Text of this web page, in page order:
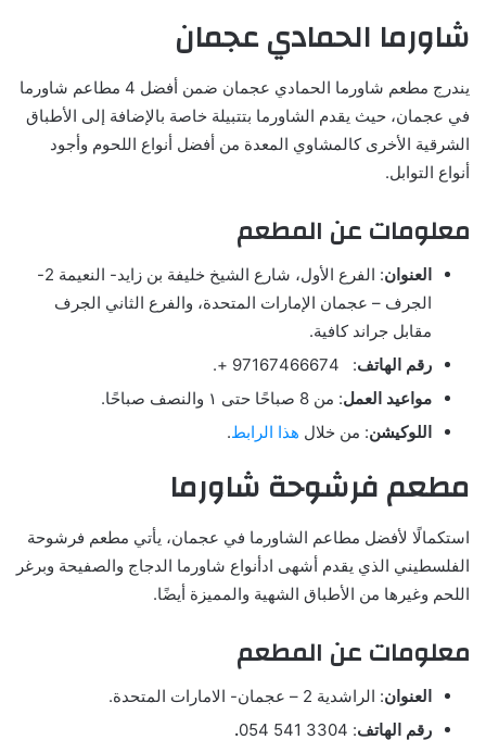
شاورما الحمادي عجمان
يندرج مطعم شاورما الحمادي عجمان ضمن أفضل 4 مطاعم شاورما
في عجمان، حيث يقدم الشاورما بتتبيلة خاصة بالإضافة إلى الأطباق
الشرقية الأخرى كالمشاوي المعدة من أفضل أنواع اللحوم وأجود
أنواع التوابل.
معلومات عن المطعم
العنوان
: الفرع الأول، شارع الشيخ خليفة بن زايد- النعيمة 2-
الجرف – عجمان الإمارات المتحدة، والفرع الثاني الجرف
مقابل جراند كافية.
رقم الهاتف: 97167466674 +.
مواعيد العمل: من 8 صباحًا حتى ١ والنصف صباحًا.
اللوكيشن: من خلال هذا الرابط.
مطعم فرشوحة شاورما
استكمالًا لأفضل مطاعم الشاورما في عجمان، يأتي مطعم فرشوحة
الفلسطيني الذي يقدم أشهى ادأنواع شاورما الدجاج والصفيحة وبرغر
اللحم وغيرها من الأطباق الشهية والمميزة أيضًا.
معلومات عن المطعم
العنوان: الراشدية 2 – عجمان- الامارات المتحدة.
رقم الهاتف: 3304 541 054
.